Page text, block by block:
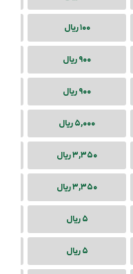
۱۰۰ ریال
۹۰۰ ریال
۹۰۰ ریال
۵,۰۰۰ ریال
۳,۳۵۰ ریال
۳,۳۵۰ ریال
۵ ریال
۵ ریال